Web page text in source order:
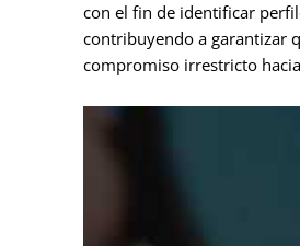
con el fin de identificar
contribuyendo a garantizar
compromiso irrestricto